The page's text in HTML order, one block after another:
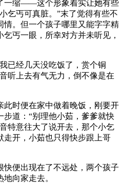
一缩——这个形象着实让她有些
乞丐可真脏。”末了觉得有些不
情。但一个孩子哪里又能字字精
丐一眼，所幸对方并未听见，
已经几天没吃饭了，赏个铜
听上去有气无力，倒不像是在
此时便在家中做着晚饭，刚要开
步道：“别理他小茹，爹爹就快
特意往大了说开去，那个小乞
走开，小茹也只得快步跟上哥
快便出现在了不远处，两个孩子
向家走去。